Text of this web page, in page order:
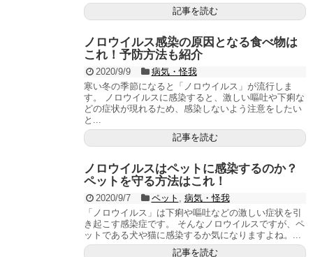
記事を読む
ノロウイルス感染の原因となる食べ物は
これ！予防方法も紹介
2020/9/9
病気・怪我
寒い冬の季節になると「ノロウイルス」が流行しま
す。 ノロウイルスに感染すると、激しい嘔吐や下痢な
どの症状が現れるため、感染しないよう注意をしたい
と...
記事を読む
ノロウイルスはペットに感染するのか？
ペットを守る方法はこれ！
2020/9/7 ペット , 病気・怪我
「ノロウイルス」は下痢や嘔吐などの激しい症状を引
き起こす感染症です。 そんなノロウイルスですが、ペ
ットである犬や猫に感染するか気になりますよね。...
記事を読む